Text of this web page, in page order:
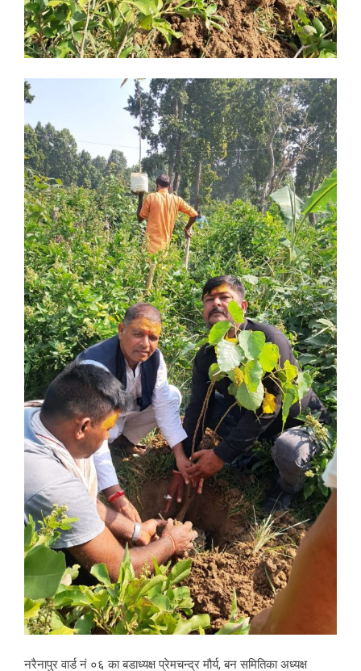
नरैनापुर वार्ड नं ०६ का बडाध्यक्ष प्रेमचन्द्र मौर्य, बन समितिका अध्यक्ष